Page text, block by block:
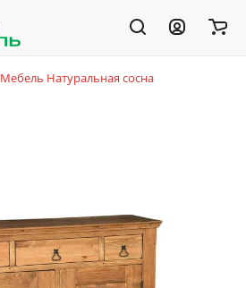
Мебель Натуральная сосна